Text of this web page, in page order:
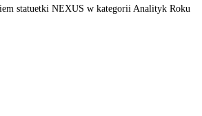
statuetki NEXUS w kategorii Analityk Roku